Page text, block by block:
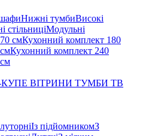
Нижні тумбиВисокі
стільниціМодульні
смКухонний комплект 180
Кухонний комплект 240
ВІТРИНИ ТУМБИ ТВ
Із підйомникомЗ